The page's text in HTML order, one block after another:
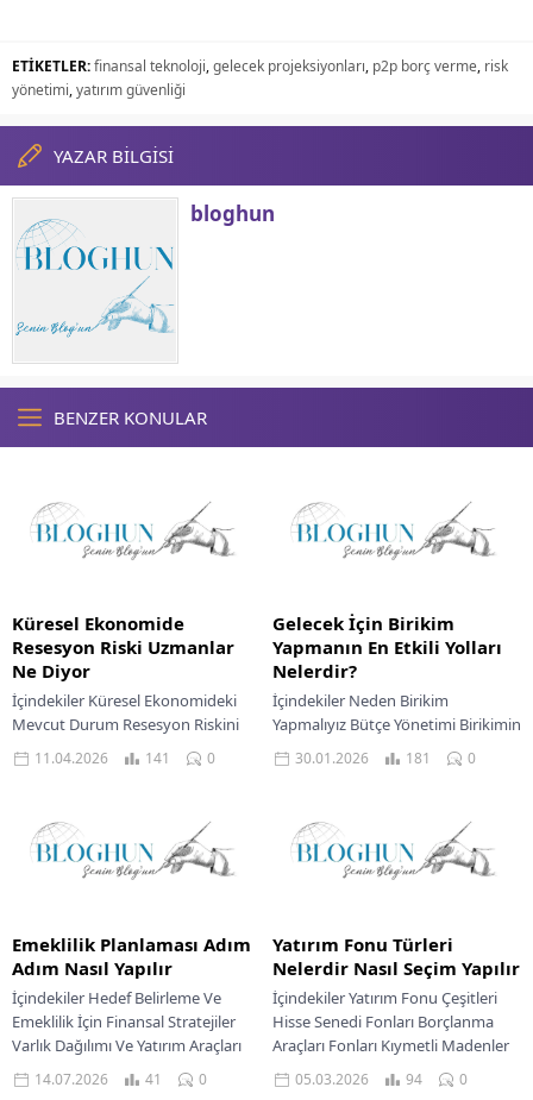
ETİKETLER:finansal teknoloji,gelecek projeksiyonları, p2p borç verme, risk
yönetimi,yatırım güvenliği
YAZAR BİLGİSİ
bloghun
BENZER KONULAR
Küresel Ekonomide
Resesyon Riski Uzmanlar
Ne Diyor
İçindekiler Küresel Ekonomideki
Mevcut Durum Resesyon Riskini
Besleyen Faktörler Merkez
Bankalarının Para Politikaları
Dinamikleri Küresel...
11.04.2026 141 0
Gelecek İçin Birikim
Yapmanın En Etkili Yolları
Nelerdir?
İçindekiler Neden Birikim
Yapmalıyız Bütçe Yönetimi Birikimin
Temelidir 50/30/20 Kuralı ile
Bütçeleme Tasarruf Alışkanlıkları ve
Yapmanın...
30.01.2026 181 0
Emeklilik Planlaması Adım
Adım Nasıl Yapılır
İçindekiler Hedef Belirleme Ve
Emeklilik İçin Finansal Stratejiler
Varlık Dağılımı Ve Yatırım Araçları
Emeklilik Planlamasında Risk
Yönetimi Geleceğe Yönelik
14.07.2026 41 0
Yatırım Fonu Türleri
Nelerdir Nasıl Seçim Yapılır
İçindekiler Yatırım Fonu Çeşitleri
Hisse Senedi Fonları Borçlanma
Araçları Fonları Kıymetli Madenler
Fonları Karma Fonlar Yatırım Fonu
Seçimi İçin Kriterler...
05.03.2026 94 0